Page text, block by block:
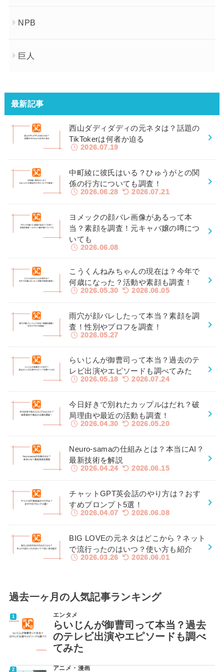
NPB
巨人
最新記事
西山ダディダディの元ネタは？話題の
TikTokerは何者か迫る
2026.07.19
中町綾に彼氏はいる？ひゅうがとの関
係の行方についても調査！
2026.06.28 2026.07.21
ヨメックの顔バレ画像があるって本
当？素顔を調査！元キャバ嬢の噂につ
いても
2026.06.08
こうくんねみちゃんの現在は？今年で
何歳になった？活動や素顔も調査！
2026.05.30 2026.06.05
雨穴が顔バレしたって本当？素顔を調
査！性別やプロフを調査！
2026.05.27
らいじんが御曹司って本当？過去のテ
レビ出演やエピソードも調べてみた
2026.05.18 2026.07.24
今日好きで別れたカップルはだれ？破
局理由や最近の活動も調査！
2026.04.30 2026.05.20
Neuro-samaの仕組みとは？本当にAI？
最新技術を解説
2026.04.24 2026.06.15
チャットGPT英会話のやり方は？おす
すめプロンプト5選！
2026.04.07 2026.06.08
BIG LOVEの元ネタはどこから？ネット
で流行ったのはいつ？使い方も紹介
2026.03.26 2026.06.01
過去一ヶ月の人気記事ランキング
エンタメ
らいじんが御曹司って本当？過去
のテレビ出演やエピソードも調べ
てみた
アニメ・漫画